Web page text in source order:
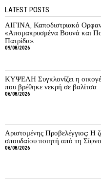
LATEST POSTS
ΑΙΓΙΝΑ, Καποδιστριακό
«Απομακρυσμένα Βουνά και
Πατρίδα».
09/08/2026
ΚΥΨΕΛΗ Συγκλονίζει η
που βρέθηκε νεκρή σε βαλίτσα
06/08/2026
Αριστομένης Προβελέγγιος: Η
σπουδαίου ποιητή από τη Σίφνο
06/08/2026